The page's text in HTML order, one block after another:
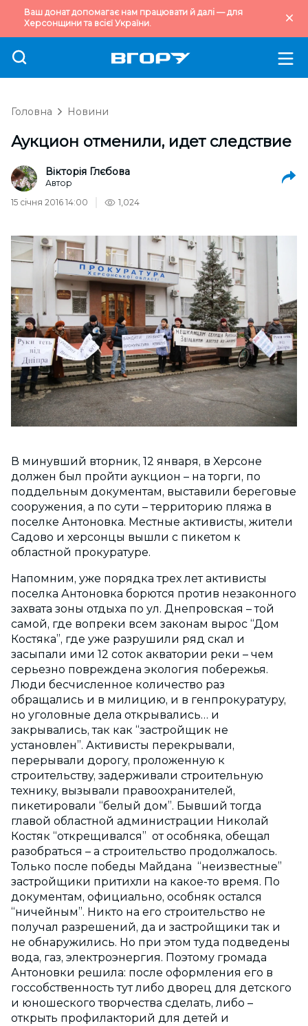
Ваш донат допомагає нам працювати й далі — для
Херсонщини та всієї України.
Головна Новини
Аукцион отменили, идет следствие
Вікторія Глєбова
Автор
15 січня 2016 14:00
1,024
В минувший вторник, 12 января, в Херсоне
должен был пройти аукцион – на торги, по
поддельным документам, выставили береговые
сооружения, а по сути – территорию пляжа в
поселке Антоновка. Местные активисты, жители
Садово и херсонцы вышли с пикетом к
областной прокуратуре.
Напомним, уже порядка трех лет активисты
поселка Антоновка борются против незаконного
захвата зоны отдыха по ул. Днепровская – той
самой, где вопреки всем законам вырос “Дом
Костяка”, где уже разрушили ряд скал и
засыпали ими 12 соток акватории реки – чем
серьезно повреждена экология побережья.
Люди бесчисленное количество раз
обращались и в милицию, и в генпрокуратуру,
но уголовные дела открывались… и
закрывались, так как “застройщик не
установлен”. Активисты перекрывали,
перерывали дорогу, проложенную к
строительству, задерживали строительную
технику, вызывали правоохранителей,
пикетировали “белый дом”. Бывший тогда
главой областной администрации Николай
Костяк “открещивался” от особняка, обещал
разобраться – а строительство продолжалось.
Только после победы Майдана “неизвестные”
застройщики притихли на какое-то время. По
документам, официально, особняк остался
“ничейным”. Никто на его строительство не
получал разрешений, да и застройщики так и
не обнаружились. Но при этом туда подведены
вода, газ, электроэнергия. Поэтому громада
Антоновки решила: после оформления его в
госсобственность тут либо дворец для детского
и юношеского творчества сделать, либо –
открыть профилакторий для детей и